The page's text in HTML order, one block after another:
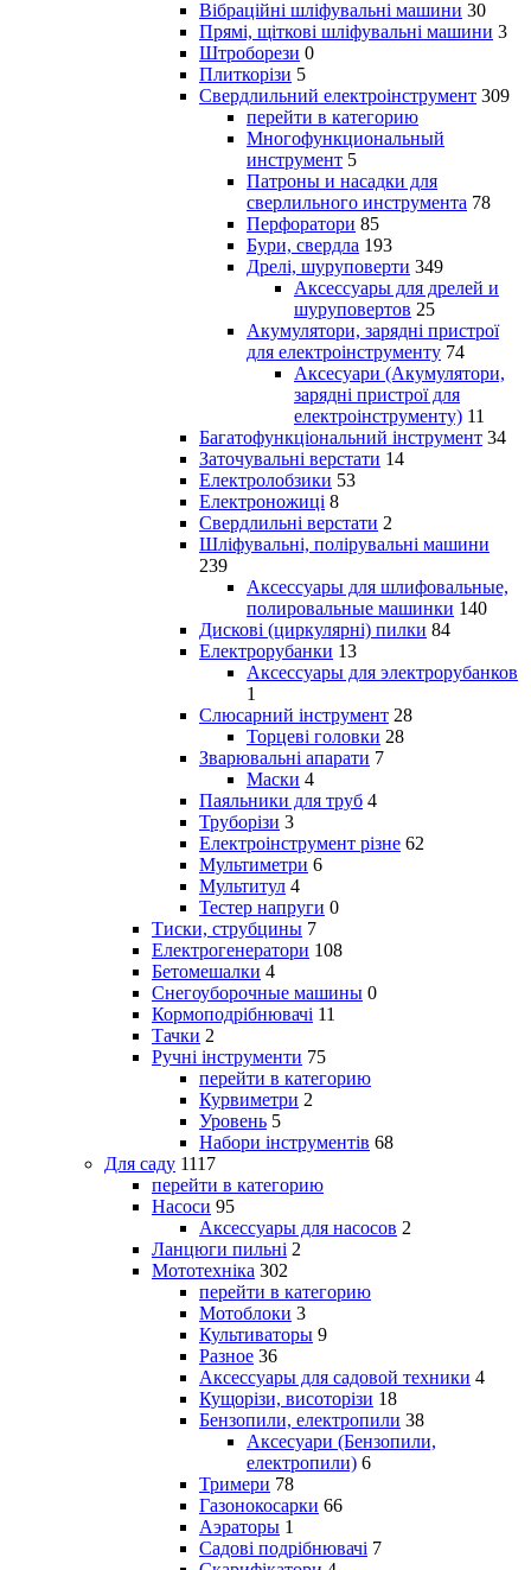
Вібраційні шліфувальні машини 30
Прямі, щіткові шліфувальні машини 3
Штроборези 0
Плиткорізи 5
Свердлильний електроінструмент 309
перейти в категорию
Многофункциональный
инструмент 5
Патроны и насадки для
сверлильного инструмента 78
Перфоратори 85
Бури, свердла 193
Дрелі, шуруповерти 349
Аксессуары для дрелей и
шуруповертов 25
Акумулятори, зарядні пристрої
для електроінструменту 74
Аксесуари (Акумулятори,
зарядні пристрої для
електроінструменту) 11
Багатофункціональний інструмент 34
Заточувальні верстати 14
Електролобзики 53
Електроножиці 8
Свердлильні верстати 2
Шліфувальні, полірувальні машини
239
Аксессуары для шлифовальные,
полировальные машинки 140
Дискові (циркулярні) пилки 84
Електрорубанки 13
Аксессуары для электрорубанков
1
Слюсарний інструмент 28
Торцеві головки 28
Зварювальні апарати 7
Маски 4
Паяльники для труб 4
Труборізи 3
Електроінструмент різне 62
Мультиметри 6
Мультитул 4
Тестер напруги 0
Тиски, струбцины 7
Електрогенератори 108
Бетомешалки 4
Снегоуборочные машины 0
Кормоподрібнювачі 11
Тачки 2
Ручні інструменти 75
перейти в категорию
Курвиметри 2
Уровень 5
Набори інструментів 68
Для саду 1117
перейти в категорию
Насоси 95
Аксессуары для насосов 2
Ланцюги пильні 2
Мототехніка 302
перейти в категорию
Мотоблоки 3
Культиваторы 9
Разное 36
Аксессуары для садовой техники 4
Кущорізи, висоторізи 18
Бензопили, електропили 38
Аксесуари (Бензопили,
електропили) 6
Тримери 78
Газонокосарки 66
Аэраторы 1
Садові подрібнювачі 7